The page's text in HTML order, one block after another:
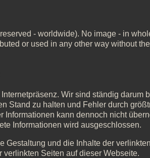
- worldwide). No image - in
or used in any other way without
Wir sind ständig darum
Stand zu halten und Fehler durch
kann dennoch nicht
Informationen wird ausgeschlossen.
Gestaltung und die Inhalte der
Seiten auf dieser Webseite.